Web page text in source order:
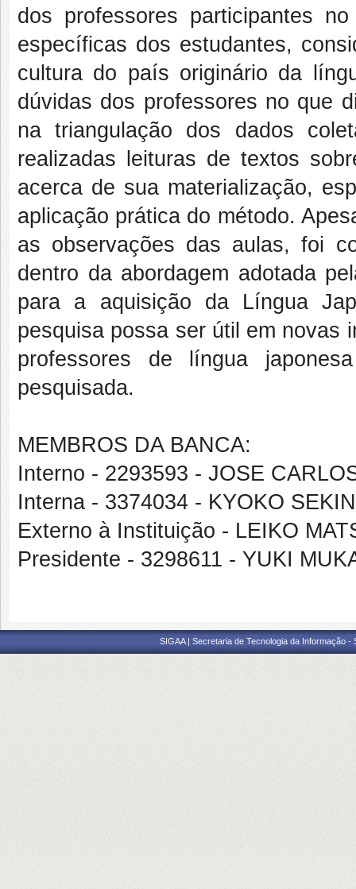
dos professores participantes
específicas dos estudantes,
cultura do país originário da
dúvidas dos professores no que
na triangulação dos dados
realizadas leituras de textos
acerca de sua materialização,
aplicação prática do método.
as observações das aulas, foi
dentro da abordagem adotada
para a aquisição da Língua
pesquisa possa ser útil em novas
professores de língua
pesquisada.
MEMBROS DA BANCA:
Interno - 2293593 - JOSE
Interna - 3374034 - KYOKO
Externo à Instituição - LEIKO
Presidente - 3298611 - YUKI
SIGAA | Secretaria de Tecnologia da Informação